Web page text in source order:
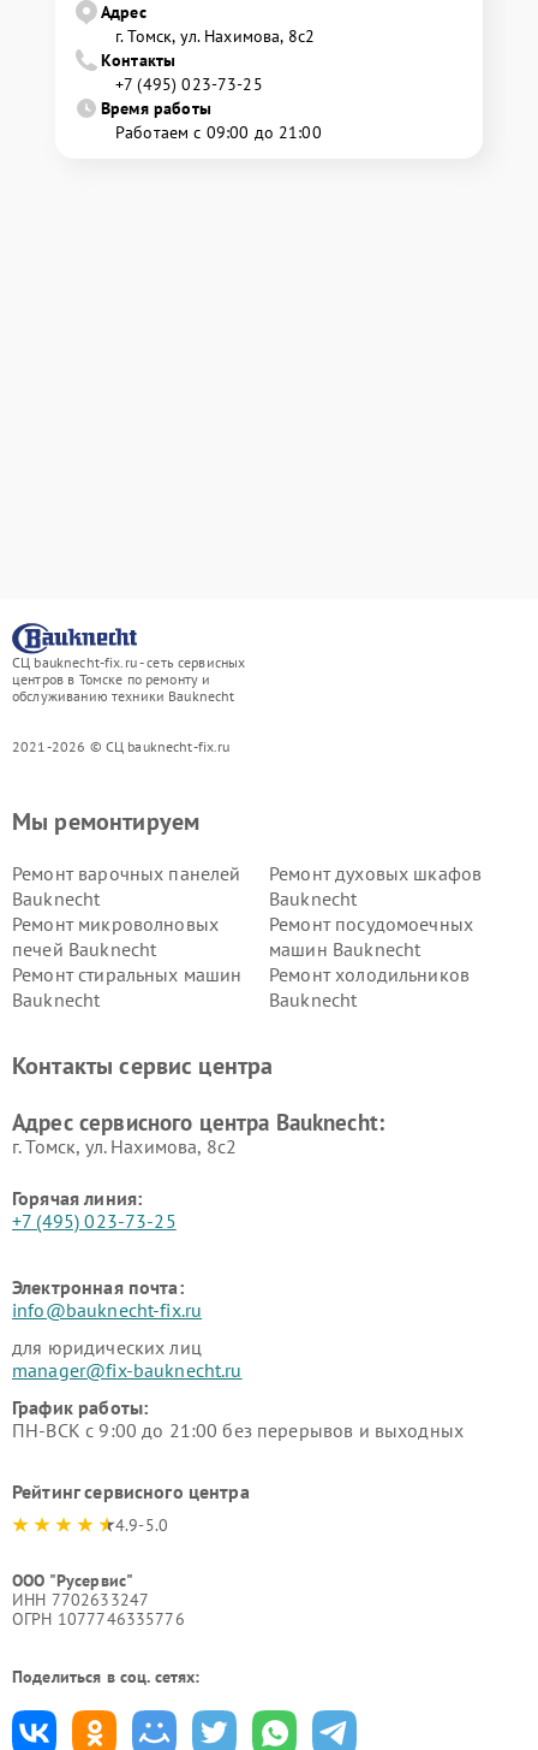
Адрес
г. Томск, ул. Нахимова, 8с2
Контакты
+7 (495) 023-73-25
Время работы
Работаем с 09:00 до 21:00
СЦ bauknecht-fix.ru - сеть сервисных
центров в Томске по ремонту и
обслуживанию техники Bauknecht
2021-2026 © СЦ bauknecht-fix.ru
Мы ремонтируем
Ремонт варочных панелей
Bauknecht
Ремонт духовых шкафов
Bauknecht
Ремонт микроволновых
печей Bauknecht
Ремонт посудомоечных
машин Bauknecht
Ремонт стиральных машин
Bauknecht
Ремонт холодильников
Bauknecht
Контакты сервис центра
Адрес сервисного центра Bauknecht:
г. Томск, ул. Нахимова, 8с2
Горячая линия:
+7 (495) 023-73-25
Электронная почта:
info@bauknecht-fix.ru
для юридических лиц
manager@fix-bauknecht.ru
График работы:
ПН-ВСК с 9:00 до 21:00 без перерывов и выходных
Рейтинг сервисного центра
4.9-5.0
ООО "Русервис"
ИНН 7702633247
ОГРН 1077746335776
Поделиться в соц. сетях: